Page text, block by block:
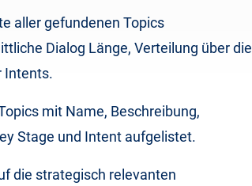
aller gefundenen Topics
Dialog Länge, Verteilung über die
Intents.
mit Name, Beschreibung,
Stage und Intent aufgelistet.
die strategisch relevanten